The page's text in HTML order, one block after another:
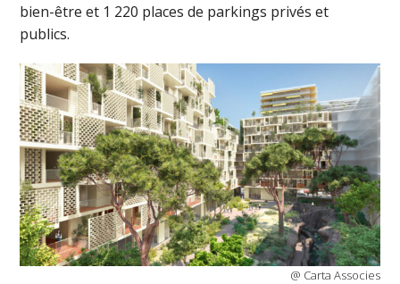
bien-être et 1 220 places de parkings privés et
publics.
@ Carta Associes